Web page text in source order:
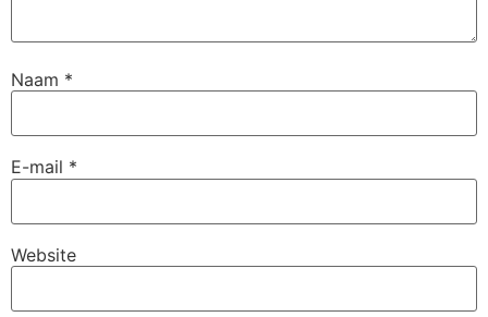
Naam *
E-mail *
Website